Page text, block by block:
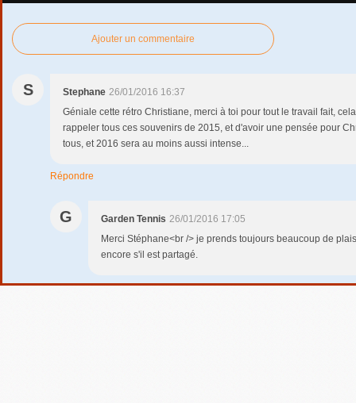
Ajouter un commentaire
S Stephane 26/01/2016 16:37
Géniale cette rétro Christiane, merci à toi pour tout le travail fait,
rappeler tous ces souvenirs de 2015, et d'avoir une pensée pour
tous, et 2016 sera au moins aussi intense...
Répondre
G Garden Tennis 26/01/2016 17:05
Merci Stéphane<br /> je prends toujours beaucoup de
encore s'il est partagé.